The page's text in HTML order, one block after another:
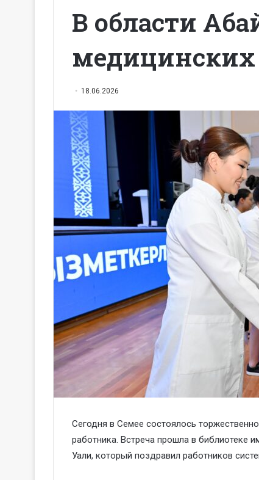
В области
медицинских
18.06.2026
Сегодня в Семее состоялось
работника. Встреча прошла в библиотеке
Уали, который поздравил работников